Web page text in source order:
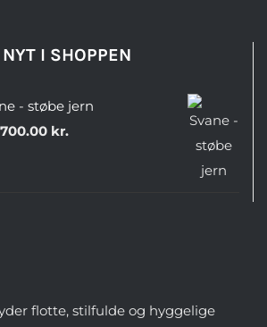
NYT I SHOPPEN
- støbe jern
700.00 kr.
flotte, stilfulde og hyggelige